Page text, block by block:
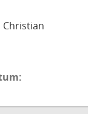
Christian